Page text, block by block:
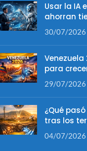
Usar la IA
ahorran
30/07/2026
para
29/07/2026
¿Qué
tras los
04/07/2026